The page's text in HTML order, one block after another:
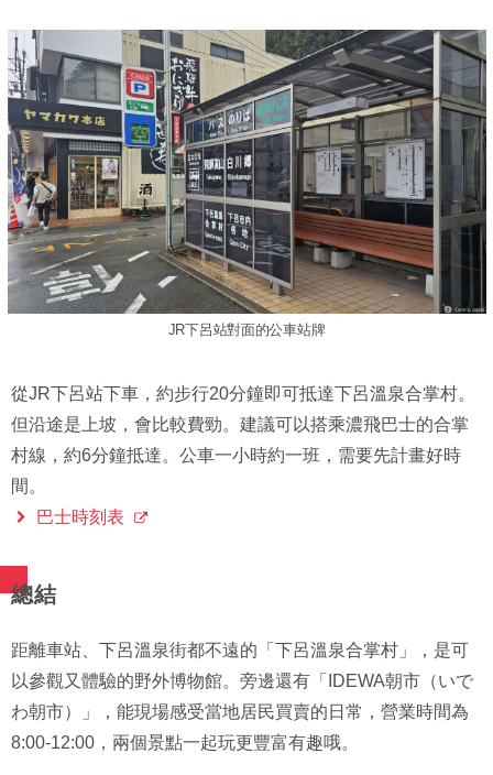
JR下呂站對面的公車站牌
從JR下呂站下車，約步行20分鐘即可抵達下呂溫泉合掌村。
但沿途是上坡，會比較費勁。建議可以搭乘濃飛巴士的合掌
村線，約6分鐘抵達。公車一小時約一班，需要先計畫好時
間。
巴士時刻表
總結
距離車站、下呂溫泉街都不遠的「下呂溫泉合掌村」，是可
以參觀又體驗的野外博物館。旁邊還有「IDEWA朝市（いで
わ朝市）」，能現場感受當地居民買賣的日常，營業時間為
8:00-12:00，兩個景點一起玩更豐富有趣哦。